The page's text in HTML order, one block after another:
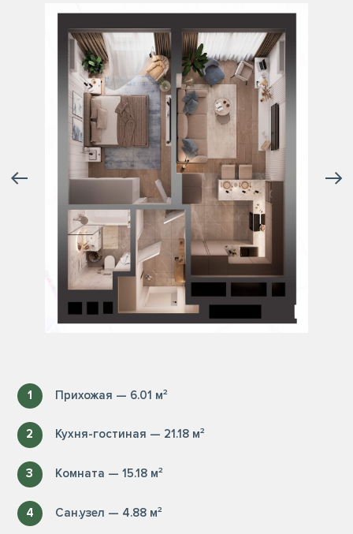
1 Прихожая — 6.01 м²
2 Кухня-гостиная — 21.18 м²
3 Комната — 15.18 м²
4 Сан.узел — 4.88 м²